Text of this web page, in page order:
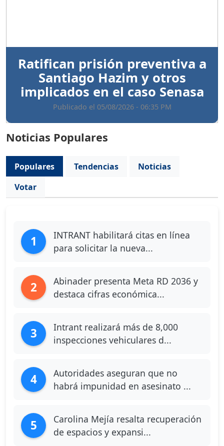
Ratifican prisión preventiva a
Santiago Hazim y otros
implicados en el caso Senasa
Publicado el 05/08/2026 - 06:35 PM
Noticias Populares
Populares Tendencias
Noticias
Votar
1
INTRANT habilitará citas en línea
para solicitar la nueva...
2
Abinader presenta Meta RD 2036 y
destaca cifras económica...
3
Intrant realizará más de 8,000
inspecciones vehiculares d...
4
Autoridades aseguran que no
habrá impunidad en asesinato ...
5
Carolina Mejía resalta recuperación
de espacios y expansi...